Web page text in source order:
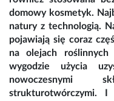
domowy kosmetyk.
natury z technologią.
pojawiają się coraz
na olejach
wygodzie użycia
nowoczesnymi
strukturotwórczymi. I